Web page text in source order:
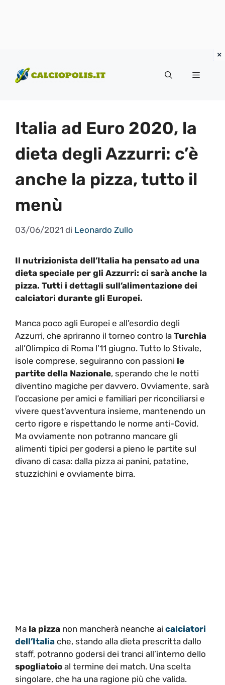
contenuto
Menu
Italia ad Euro 2020, la
dieta degli Azzurri: c’è
anche la pizza, tutto il
menù
03/06/2021 di Leonardo Zullo
Il nutrizionista dell’Italia ha pensato ad una
dieta speciale per gli Azzurri: ci sarà anche la
pizza. Tutti i dettagli sull’alimentazione dei
calciatori durante gli Europei.
Manca poco agli Europei e all’esordio degli
Azzurri, che apriranno il torneo contro la Turchia
all’Olimpico di Roma l’11 giugno. Tutto lo Stivale,
isole comprese, seguiranno con passioni le
partite della Nazionale, sperando che le notti
diventino magiche per davvero. Ovviamente, sarà
l’occasione per amici e familiari per riconciliarsi e
vivere quest’avventura insieme, mantenendo un
certo rigore e rispettando le norme anti-Covid.
Ma ovviamente non potranno mancare gli
alimenti tipici per godersi a pieno le partite sul
divano di casa: dalla pizza ai panini, patatine,
stuzzichini e ovviamente birra.
Ma la pizza non mancherà neanche ai calciatori
dell’Italia che, stando alla dieta prescritta dallo
staff, potranno godersi dei tranci all’interno dello
spogliatoio al termine dei match. Una scelta
singolare, che ha una ragione più che valida.